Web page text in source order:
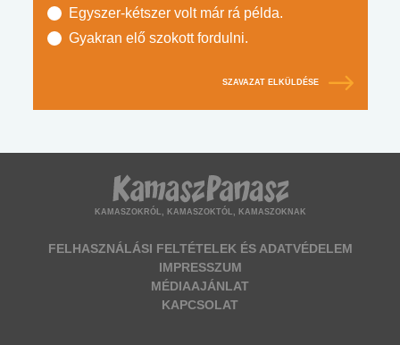
Egyszer-kétszer volt már rá példa.
Gyakran elő szokott fordulni.
SZAVAZAT ELKÜLDÉSE
KAMASZOKRÓL, KAMASZOKTÓL, KAMASZOKNAK
FELHASZNÁLÁSI FELTÉTELEK ÉS ADATVÉDELEM
IMPRESSZUM
MÉDIAAJÁNLAT
KAPCSOLAT